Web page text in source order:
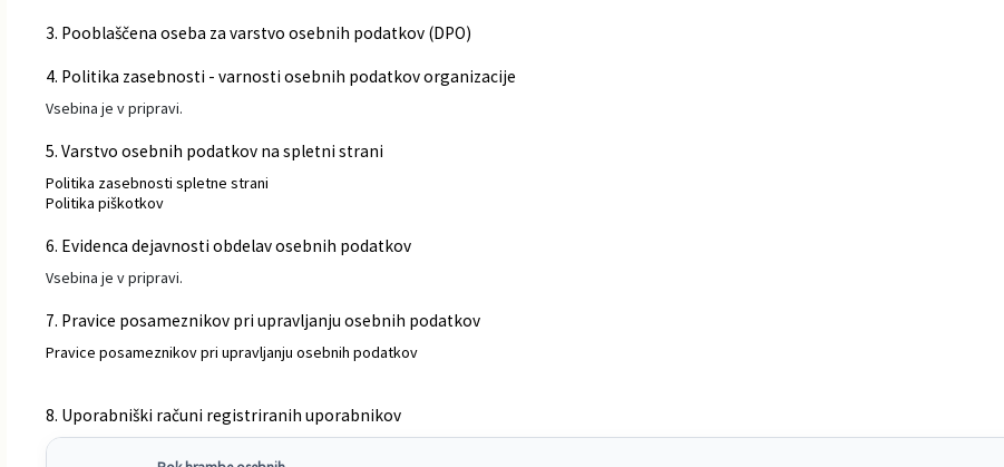
3. Pooblaščena oseba za varstvo osebnih podatkov (DPO)
4. Politika zasebnosti - varnosti osebnih podatkov organizacije
Vsebina je v pripravi.
5. Varstvo osebnih podatkov na spletni strani
Politika zasebnosti spletne strani
Politika piškotkov
6. Evidenca dejavnosti obdelav osebnih podatkov
Vsebina je v pripravi.
7. Pravice posameznikov pri upravljanju osebnih podatkov
Pravice posameznikov pri upravljanju osebnih podatkov
8. Uporabniški računi registriranih uporabnikov